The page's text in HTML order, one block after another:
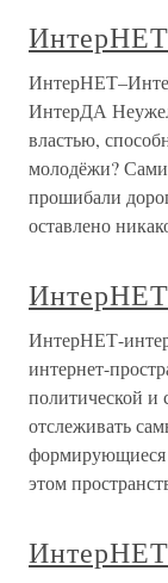
ИнтерДА
властью,
молодёжи? Сами
прошибали
оставлено
ИнтерНЕТ-
интернет-
политической и
отслеживать
формирующиеся
этом